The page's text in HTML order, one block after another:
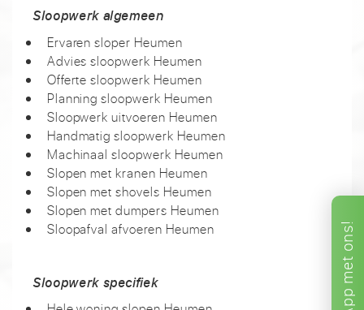
App
met
ons!
Sloopwerk algemeen
Ervaren sloper Heumen
Advies sloopwerk Heumen
Offerte sloopwerk Heumen
Planning sloopwerk Heumen
Sloopwerk uitvoeren Heumen
Handmatig sloopwerk Heumen
Machinaal sloopwerk Heumen
Slopen met kranen Heumen
Slopen met shovels Heumen
Slopen met dumpers Heumen
Sloopafval afvoeren Heumen
Sloopwerk specifiek